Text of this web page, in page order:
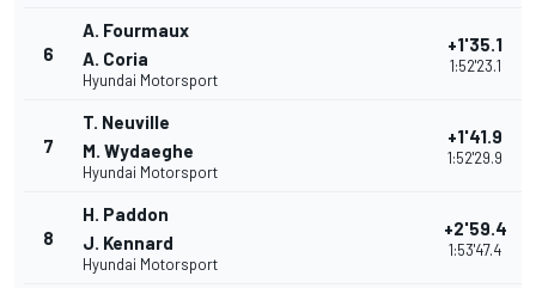
6
A. Fourmaux
A. Coria
Hyundai Motorsport
+1'35.1
1:52'23.1
7
T. Neuville
M. Wydaeghe
Hyundai Motorsport
+1'41.9
1:52'29.9
8
H. Paddon
J. Kennard
Hyundai Motorsport
+2'59.4
1:53'47.4